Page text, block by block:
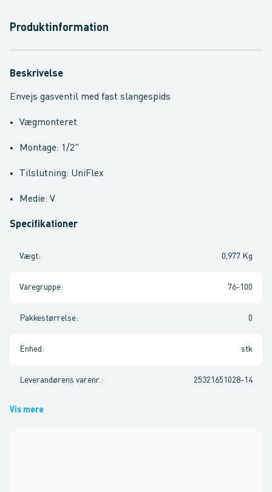
Produktinformation
Beskrivelse
Envejs gasventil med fast slangespids
Vægmonteret
Montage: 1/2"
Tilslutning: UniFlex
Medie: V
Specifikationer
Vægt: 0,977 Kg
Varegruppe: 76-100
Pakkestørrelse: 0
Enhed : stk
Leverandørens varenr. : 25321651028-14
Vis mere